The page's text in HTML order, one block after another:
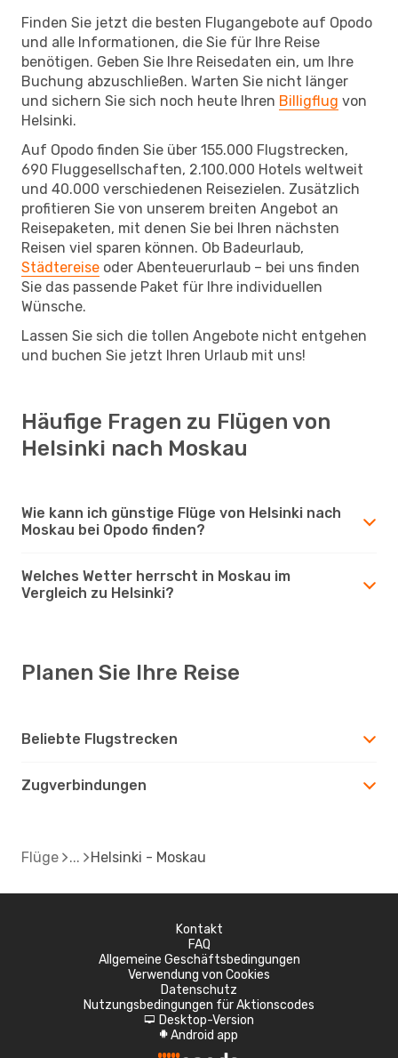
Finden Sie jetzt die besten Flugangebote auf Opodo
und alle Informationen, die Sie für Ihre Reise
benötigen. Geben Sie Ihre Reisedaten ein, um Ihre
Buchung abzuschließen. Warten Sie nicht länger
und sichern Sie sich noch heute Ihren Billigflug von
Helsinki.
Auf Opodo finden Sie über 155.000 Flugstrecken,
690 Fluggesellschaften, 2.100.000 Hotels weltweit
und 40.000 verschiedenen Reisezielen. Zusätzlich
profitieren Sie von unserem breiten Angebot an
Reisepaketen, mit denen Sie bei Ihren nächsten
Reisen viel sparen können. Ob Badeurlaub,
Städtereise oder Abenteuerurlaub – bei uns finden
Sie das passende Paket für Ihre individuellen
Wünsche.
Lassen Sie sich die tollen Angebote nicht entgehen
und buchen Sie jetzt Ihren Urlaub mit uns!
Häufige Fragen zu Flügen von
Helsinki nach Moskau
Wie kann ich günstige Flüge von Helsinki nach
Moskau bei Opodo finden?
Welches Wetter herrscht in Moskau im
Vergleich zu Helsinki?
Planen Sie Ihre Reise
Beliebte Flugstrecken
Zugverbindungen
Flüge Helsinki - Moskau
Kontakt
FAQ
Allgemeine Geschäftsbedingungen
Verwendung von Cookies
Datenschutz
Nutzungsbedingungen für Aktionscodes
d Desktop-Version
A Android app